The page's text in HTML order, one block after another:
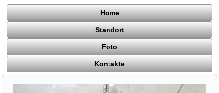
Home
Standort
Foto
Kontakte